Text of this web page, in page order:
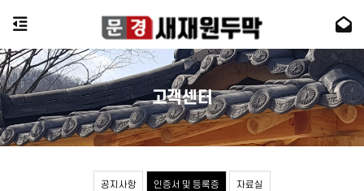
공지사항 인증서 및 등록증 자료실
고객센터